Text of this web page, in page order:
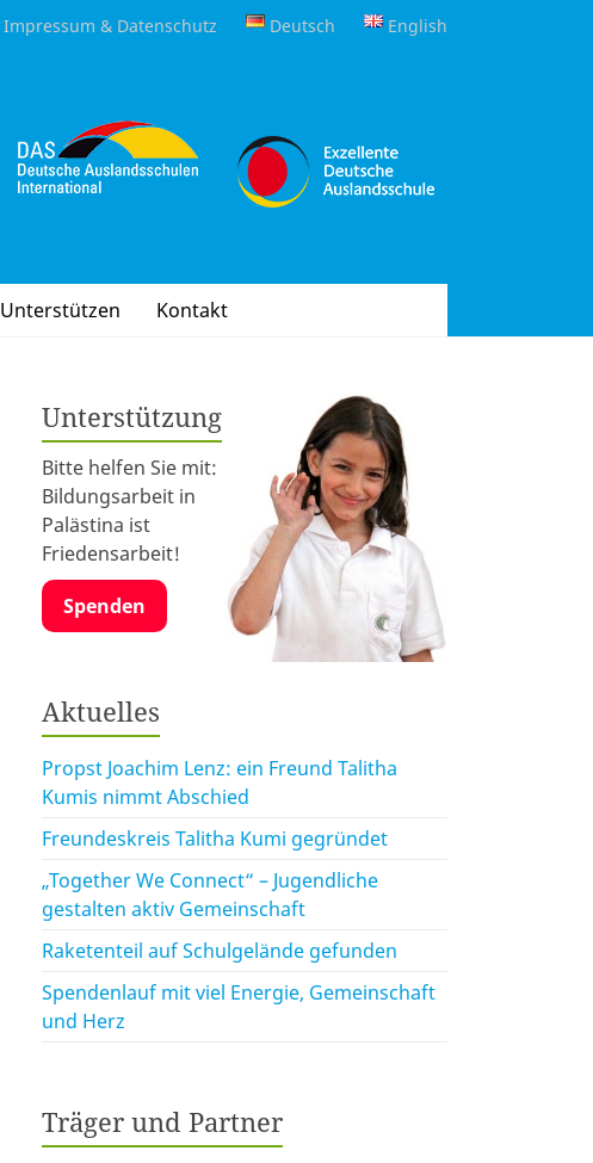
Impressum & Datenschutz Deutsch English
Unterstützen Kontakt
Unterstützung
Bitte helfen Sie mit:
Bildungsarbeit in
Palästina ist
Friedensarbeit!
Spenden
Aktuelles
Propst Joachim Lenz: ein Freund Talitha
Kumis nimmt Abschied
Freundeskreis Talitha Kumi gegründet
„Together We Connect“ – Jugendliche
gestalten aktiv Gemeinschaft
Raketenteil auf Schulgelände gefunden
Spendenlauf mit viel Energie, Gemeinschaft
und Herz
Träger und Partner